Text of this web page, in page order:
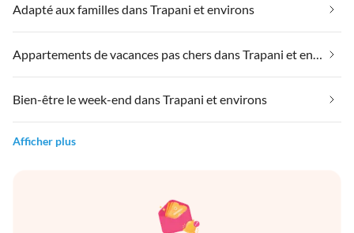
Adapté aux familles dans Trapani et environs
Bien-être le week-end dans Trapani et environs
Afficher plus